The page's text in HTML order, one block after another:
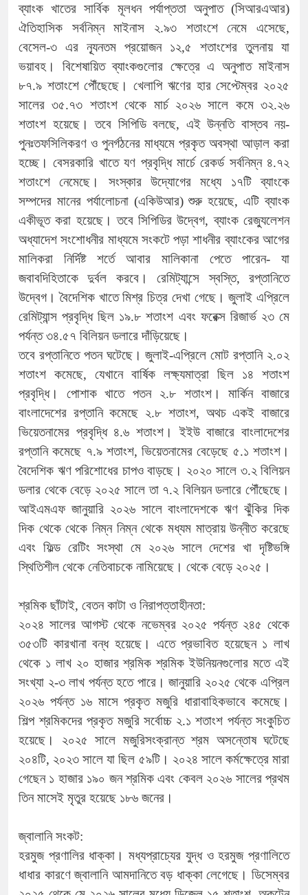
ব্যাংক খাতের সার্বিক মূলধন পর্যাপ্ততা অনুপাত (সিআরএআর)
ঐতিহাসিক সর্বনিম্ন মাইনাস ২.৯৩ শতাংশে নেমে এসেছে,
বেসেল-৩ এর ন্যূনতম প্রয়োজন ১২,৫ শতাংশের তুলনায় যা
ভয়াবহ। বিশেষায়িত ব্যাংকগুলোর ক্ষেত্রে এ অনুপাত মাইনাস
৮৭.৯ শতাংশে পৌঁছেছে। খেলাপি ঋণের হার সেপ্টেম্বর ২০২৫
সালের ৩৫.৭৩ শতাংশ থেকে মার্চ ২০২৬ সালে কমে ৩২.২৬
শতাংশ হয়েছে। তবে সিপিডি বলছে, এই উন্নতি বাস্তব নয়-
পুনঃতফসিলিকরণ ও পুনর্গঠনের মাধ্যমে প্রকৃত অবস্থা আড়াল করা
হচ্ছে। বেসরকারি খাতে যণ প্রবৃদ্ধি মার্চে রেকর্ড সর্বনিম্ন ৪.৭২
শতাংশে নেমেছে। সংস্কার উদ্যোগের মধ্যে ১৭টি ব্যাংকে
সম্পদের মানের পর্যালোচনা (একিউআর) শুরু হয়েছে, এটি ব্যাংক
একীভূত করা হয়েছে। তবে সিপিডির উদ্বেগ, ব্যাংক রেজ্যুলেশন
অধ্যাদেশ সংশোধনীর মাধ্যমে সংকটে পড়া শাধনীর ব্যাংকের আগের
মালিকরা নির্দিষ্ট শর্তে আবার মালিকানা পেতে পারেন- যা
জবাবদিহিতাকে দুর্বল করবে। রেমিট্যান্সে স্বস্তি, রপ্তানিতে
উদ্বেগ। বৈদেশিক খাতে মিশ্র চিত্র দেখা গেছে। জুলাই এপ্রিলে
রেমিট্যান্স প্রবৃদ্ধি ছিল ১৯.৮ শতাংশ এবং ফরেক্স রিজার্ভ ২৩ মে
পর্যন্ত ৩৪.৫৭ বিলিয়ন ডলারে দাঁড়িয়েছে।
তবে রপ্তানিতে পতন ঘটেছে। জুলাই-এপ্রিলে মোট রপ্তানি ২.০২
শতাংশ কমেছে, যেখানে বার্ষিক লক্ষ্যমাত্রা ছিল ১৪ শতাংশ
প্রবৃদ্ধি। পোশাক খাতে পতন ২.৮ শতাংশ। মার্কিন বাজারে
বাংলাদেশের রপ্তানি কমেছে ২.৮ শতাংশ, অথচ একই বাজারে
ভিয়েতনামের প্রবৃদ্ধি ৪.৬ শতাংশ। ইইউ বাজারে বাংলাদেশের
রপ্তানি কমেছে ৭.৯ শতাংশ, ভিয়েতনামের বেড়েছে ৫.১ শতাংশ।
বৈদেশিক ঋণ পরিশোধের চাপও বাড়ছে। ২০২০ সালে ৩.২ বিলিয়ন
ডলার থেকে বেড়ে ২০২৫ সালে তা ৭.২ বিলিয়ন ডলারে পৌঁছেছে।
আইএমএফ জানুয়ারি ২০২৬ সালে বাংলাদেশকে ঋণ ঝুঁকির দিক
দিক থেকে থেকে নিম্ন নিম্ন থেকে মধ্যম মাত্রায় উন্নীত করেছে
এবং ফিল্ড রেটিং সংস্থা মে ২০২৬ সালে দেশের খা দৃষ্টিভঙ্গি
স্থিতিশীল থেকে নেতিবাচকে নামিয়েছে। থেকে বেড়ে ২০২৫।
শ্রমিক ছাঁটাই, বেতন কাটা ও নিরাপত্তাহীনতা:
২০২৪ সালের আগস্ট থেকে নভেম্বর ২০২৫ পর্যন্ত ২৪৫ থেকে
৩৫৩টি কারখানা বন্ধ হয়েছে। এতে প্রভাবিত হয়েছেন ১ লাখ
থেকে ১ লাখ ২০ হাজার শ্রমিক শ্রমিক ইউনিয়নগুলোর মতে এই
সংখ্যা ২-৩ লাখ পর্যন্ত হতে পারে। জানুয়ারি ২০২৫ থেকে এপ্রিল
২০২৬ পর্যন্ত ১৬ মাসে প্রকৃত মজুরি ধারাবাহিকভাবে কমেছে।
শিল্প শ্রমিকদের প্রকৃত মজুরি সর্বোচ্চ ২.১ শতাংশ পর্যন্ত সংকুচিত
হয়েছে। ২০২৫ সালে মজুরিসংক্রান্ত শ্রম অসন্তোষ ঘটেছে
২০৪টি, ২০২৩ সালে যা ছিল ৫৯টি। ২০২৪ সালে কর্মক্ষেত্রে মারা
গেছেন ১ হাজার ১৯০ জন শ্রমিক এবং কেবল ২০২৬ সালের প্রথম
তিন মাসেই মৃতুর হয়েছে ১৮৬ জনের।
জ্বালানি সংকট:
হরমুজ প্রণালির ধাক্কা। মধ্যপ্রাচ্যের যুদ্ধ ও হরমুজ প্রণালিতে
ধাধার কারণে জ্বালানি আমদানিতে বড় ধাক্কা লেগেছে। ডিসেম্বর